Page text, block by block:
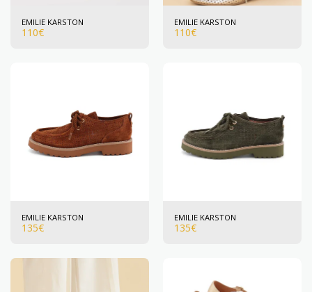
EMILIE KARSTON
110€
EMILIE KARSTON
110€
EMILIE KARSTON
135€
EMILIE KARSTON
135€